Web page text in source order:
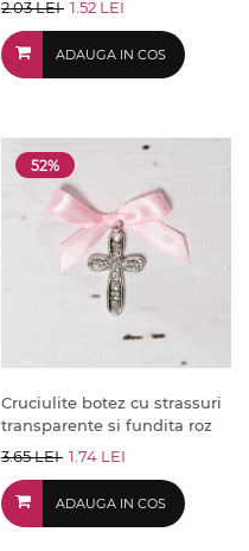
2.03 LEI 1.52 LEI
ADAUGA IN COS
52%
Cruciulite botez cu strassuri
transparente si fundita roz
3.65 LEI 1.74 LEI
ADAUGA IN COS